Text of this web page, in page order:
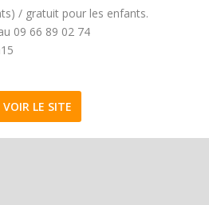
/ gratuit pour les enfants.
09 66 89 02 74
VOIR LE SITE